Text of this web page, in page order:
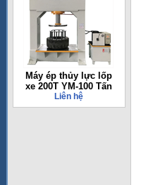
Máy ép thủy lực lốp
xe 200T YM-100 Tấn
Liên hệ